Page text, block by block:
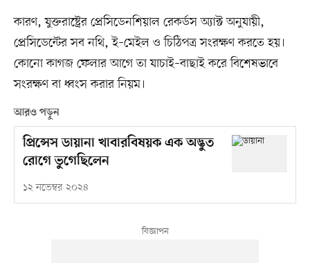
কারণ, যুক্তরাষ্ট্রের প্রেসিডেনশিয়াল রেকর্ডস অ্যাক্ট অনুযায়ী,
প্রেসিডেন্টের সব নথি, ই–মেইল ও চিঠিপত্র সংরক্ষণ করতে হয়।
কোনো কাগজ ফেলার আগে তা যাচাই–বাছাই করে বিশেষভাবে
সংরক্ষণ বা ধ্বংস করার নিয়ম।
আরও পড়ুন
প্রিন্সেস ডায়ানা খাবারবিষয়ক এক অদ্ভুত
রোগে ভুগেছিলেন
১২ নভেম্বর ২০২৪